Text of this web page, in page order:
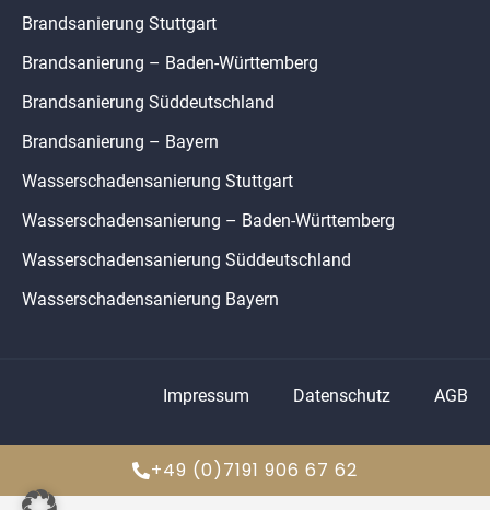
+49 (0)7191 906 67 62
Brandsanierung Stuttgart
Brandsanierung – Baden-Württemberg
Brandsanierung Süddeutschland
Brandsanierung – Bayern
Wasserschadensanierung Stuttgart
Wasserschadensanierung – Baden-Württemberg
Wasserschadensanierung Süddeutschland
Wasserschadensanierung Bayern
Impressum Datenschutz AGB